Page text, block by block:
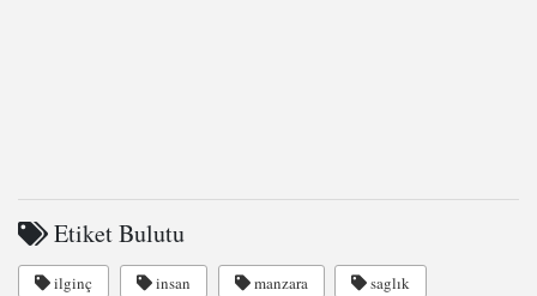
Etiket Bulutu
ilginç insan manzara saglık